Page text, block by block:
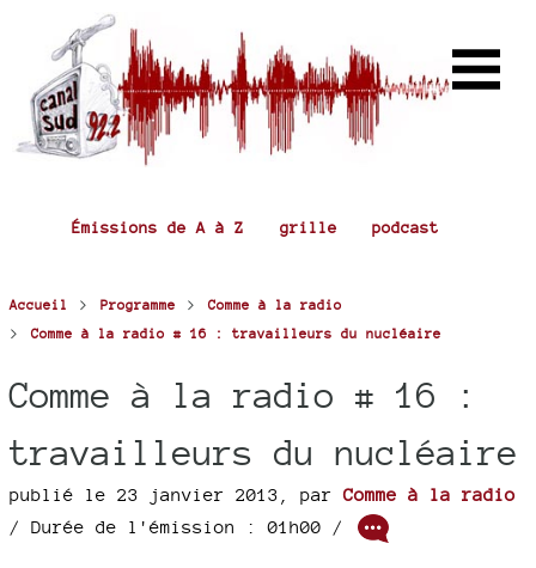
Émissions de A à Z grille podcast
Accueil > Programme > Comme à la radio
> Comme à la radio # 16 : travailleurs du nucléaire
Comme à la radio # 16 :
travailleurs du nucléaire
publié le 23 janvier 2013 parComme à la radio
/ Durée de l'émission : 01h00 /